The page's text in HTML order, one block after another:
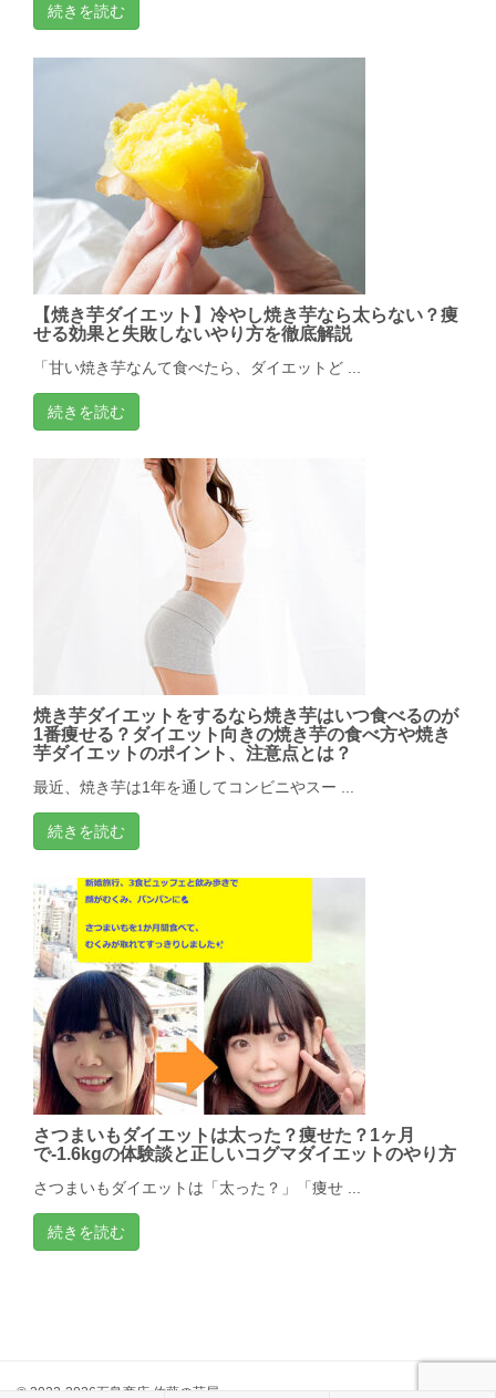
続きを読む
【焼き芋ダイエット】冷やし焼き芋なら太らない？痩
せる効果と失敗しないやり方を徹底解説
「甘い焼き芋なんて食べたら、ダイエットど ...
続きを読む
焼き芋ダイエットをするなら焼き芋はいつ食べるのが
1番痩せる？ダイエット向きの焼き芋の食べ方や焼き
芋ダイエットのポイント、注意点とは？
最近、焼き芋は1年を通してコンビニやスー ...
続きを読む
さつまいもダイエットは太った？痩せた？1ヶ月
で-1.6kgの体験談と正しいコグマダイエットのやり方
さつまいもダイエットは「太った？」「痩せ ...
続きを読む
© 2022-2026五島商店 佐藤の芋屋